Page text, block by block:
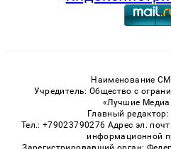
Наименование
Учредитель: Общество с
«Лучшие
Главный
Тел.: +79023790276 Адрес эл.
информационной